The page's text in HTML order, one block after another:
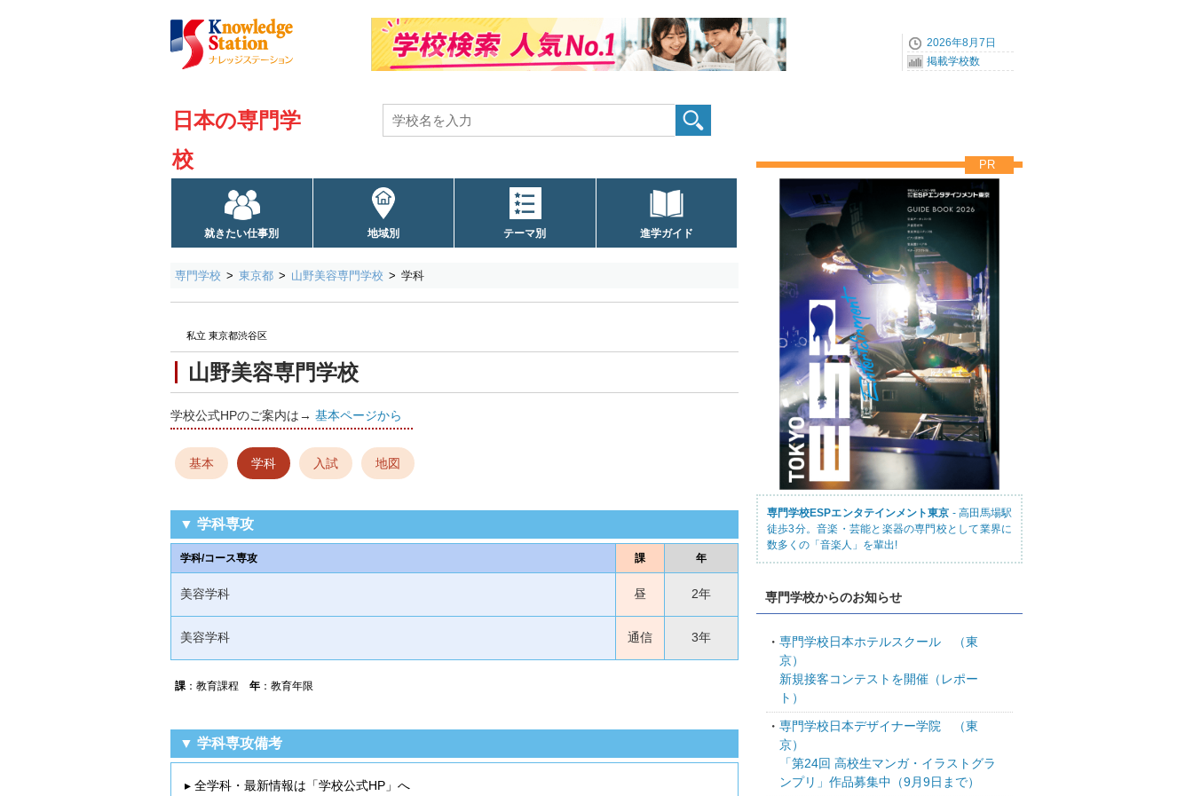
2026年8月7日
掲載学校数
日本の専門学
校
就きたい仕事別 地域別 テーマ別 進学ガイド
専門学校 東京都 山野美容専門学校 学科
山野美容専門学校
私立 東京都渋谷区
学校公式HPのご案内は→ 基本ページから
基本 学科 入試 地図
▼ 学科専攻
学科/コース専攻 課 年
美容学科 昼 2年
美容学科 通信 3年
課 ：教育課程 年 ：教育年限
▼ 学科専攻備考
▸ 全学科・最新情報は「学校公式HP」へ
PR
専門学校ESPエンタテインメント東京 - 高田馬場駅
徒歩3分。音楽・芸能と楽器の専門校として業界に
数多くの「音楽人」を輩出!
専門学校からのお知らせ
専門学校日本ホテルスクール （東
京）
新規接客コンテストを開催（レポー
ト）
専門学校日本デザイナー学院 （東
京）
「第24回 高校生マンガ・イラストグラ
ンプリ」作品募集中（9月9日まで）